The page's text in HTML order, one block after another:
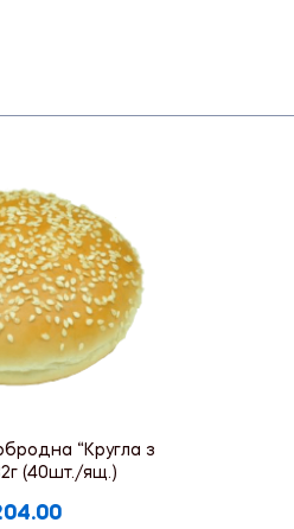
“Кругла з
(40шт./ящ.)